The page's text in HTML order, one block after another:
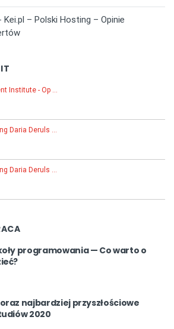
Kei.pl – Polski Hosting – Opinie
Institute - Op …
Daria Deruls …
Daria Deruls …
programowania — Co warto o
najbardziej przyszłościowe
2020